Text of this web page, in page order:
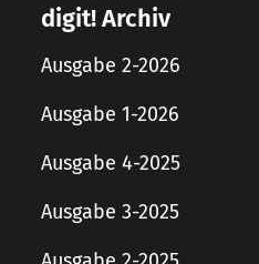
digit! Archiv
Ausgabe 2-2026
Ausgabe 1-2026
Ausgabe 4-2025
Ausgabe 3-2025